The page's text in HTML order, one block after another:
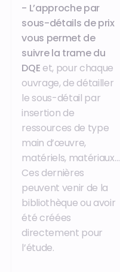
- L’approche par
sous-détails de prix
vous permet de
suivre la trame du
DQE et, pour chaque
ouvrage, de détailler
le sous-détail par
insertion de
ressources de type
main d’œuvre,
matériels, matériaux…
Ces dernières
peuvent venir de la
bibliothèque ou avoir
été créées
directement pour
l’étude.